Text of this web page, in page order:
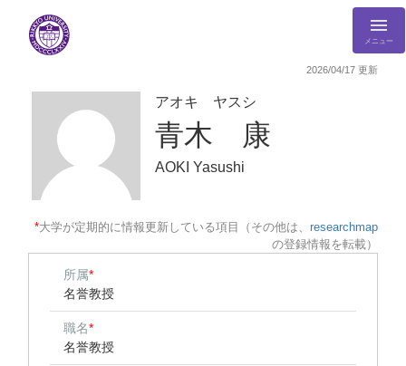
メニュー
2026/04/17 更新
アオキ ヤスシ
青木 康
AOKI Yasushi
*大学が定期的に情報更新している項目（その他は、 researchmap
の登録情報を転載）
所属*
名誉教授
職名*
名誉教授